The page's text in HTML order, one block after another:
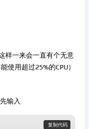
样一来会一直有个无意
使用超过25%的CPU）
输入
复制代码